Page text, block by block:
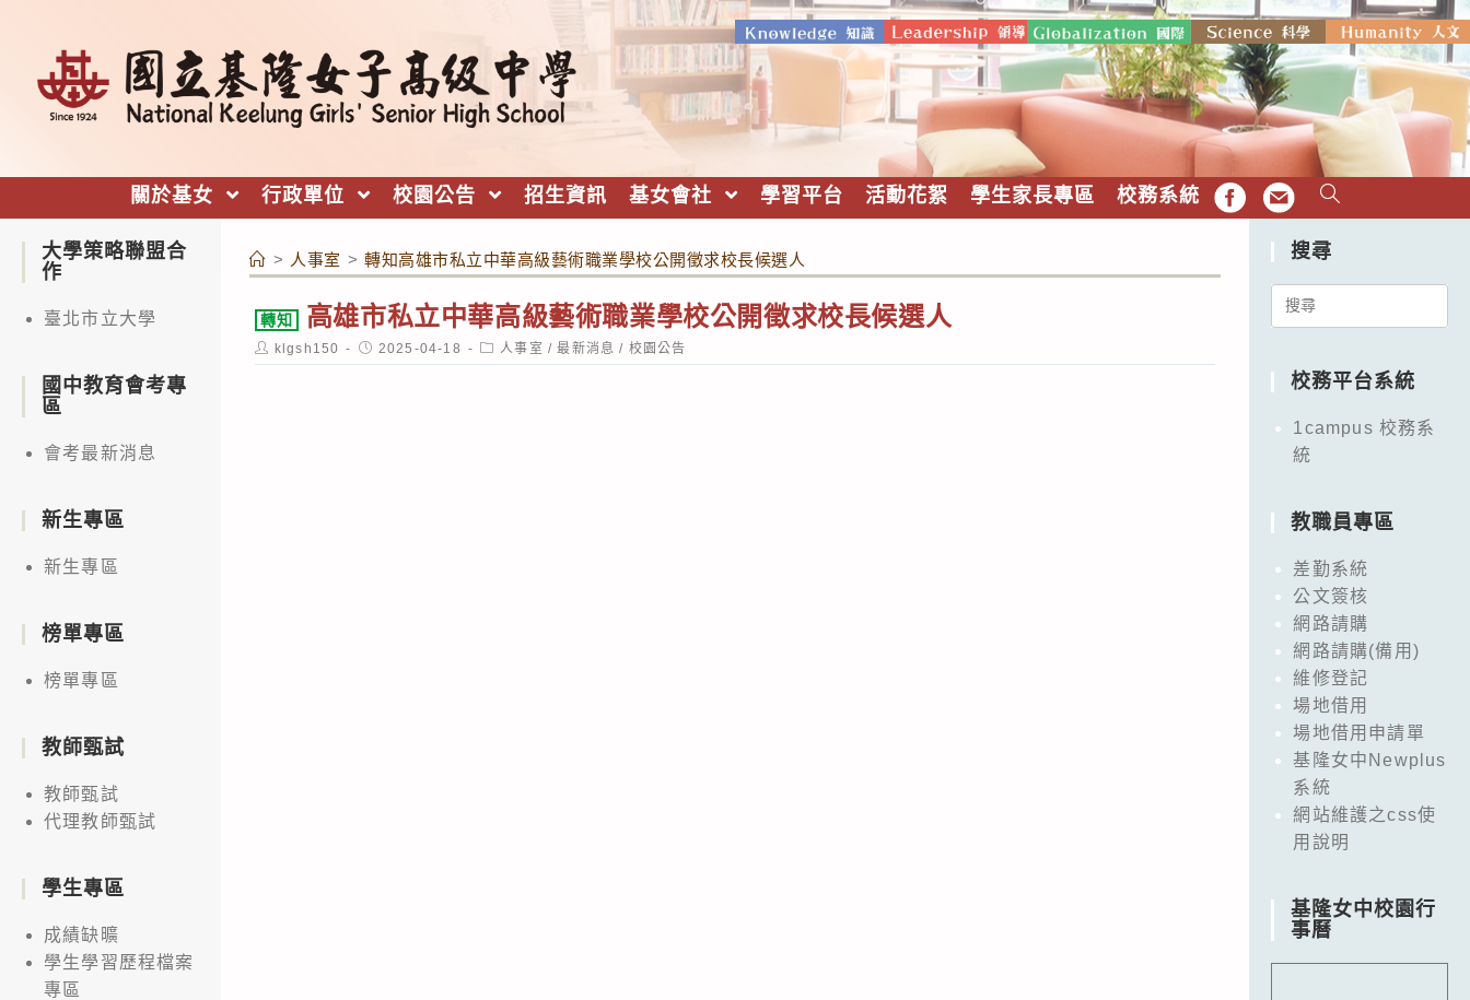
關於基女 行政單位 校園公告 招生資訊 基女會社 學習平台 活動花絮 學生家長專區 校務系統 FB EMAIL
> 人事室 > 轉知高雄市私立中華高級藝術職業學校公開徵求校長候選人
轉知 高雄市私立中華高級藝術職業學校公開徵求校長候選人
Post
author:
klgsh150
Post
published:
2025-04-18
Post
category:
人事室 / 最新消息 / 校園公告
大學策略聯盟合
作
臺北市立大學
國中教育會考專
區
會考最新消息
新生專區
新生專區
榜單專區
榜單專區
教師甄試
教師甄試
代理教師甄試
學生專區
成績缺曠
學生學習歷程檔案
專區
搜尋
Search
校務平台系統
1campus 校務系
統
教職員專區
差勤系統
公文簽核
網路請購
網路請購(備用)
維修登記
場地借用
場地借用申請單
基隆女中Newplus
系統
網站維護之css使
用說明
基隆女中校園行
事曆